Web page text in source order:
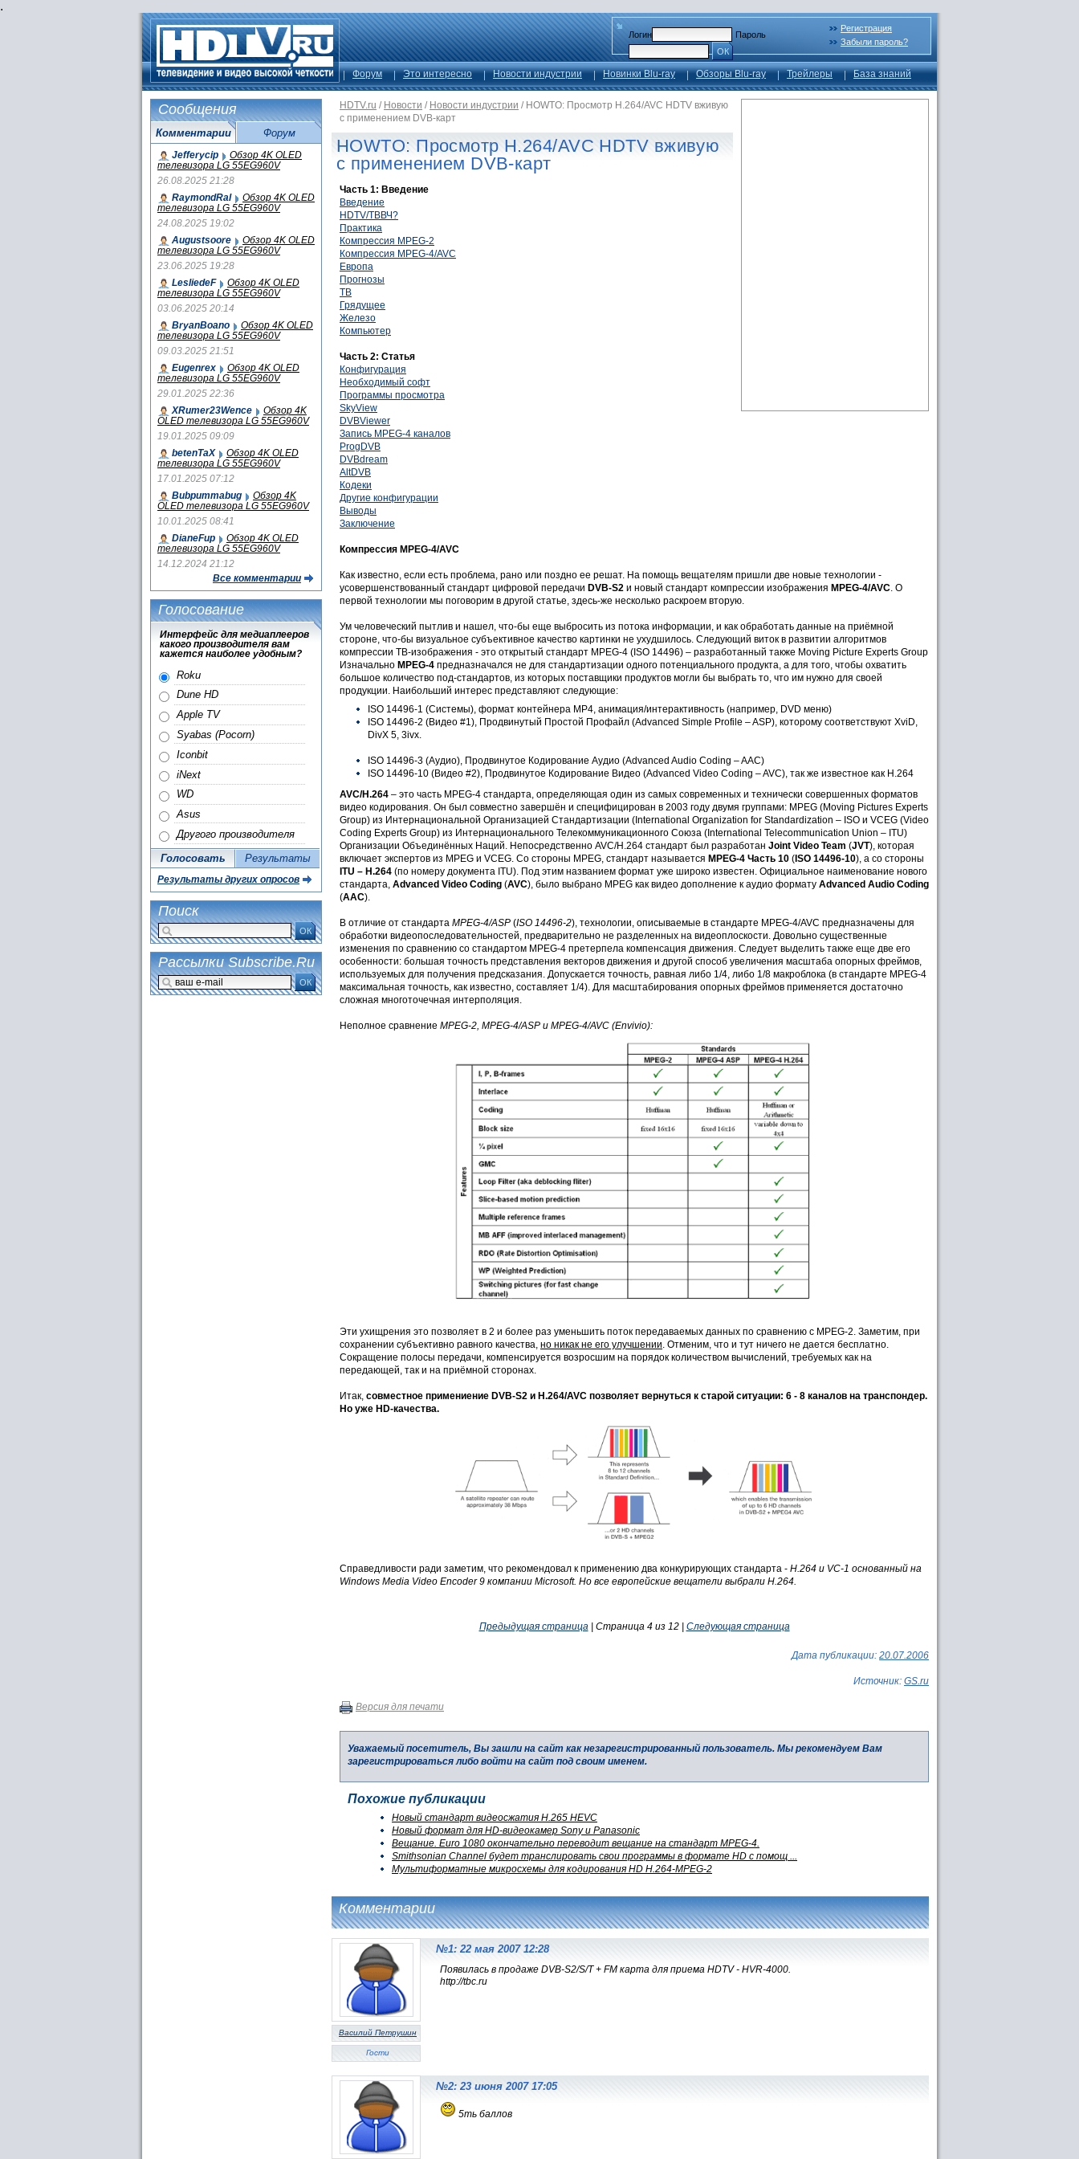
.
Логин
Пароль
ОК
Регистрация
Забыли пароль?
Форум Это интересно Новости индустрии Новинки Blu-ray Обзоры Blu-ray Трейлеры База знаний
HDTV.ru / Новости / Новости индустрии / HOWTO: Просмотр H.264/AVC HDTV вживую
с применением DVB-карт
HOWTO: Просмотр H.264/AVC HDTV вживую
с применением DVB-карт
Часть 1: Введение
Введение
HDTV/ТВВЧ?
Практика
Компрессия MPEG-2
Компрессия MPEG-4/AVC
Европа
Прогнозы
ТВ
Грядущее
Железо
Компьютер
Часть 2: Статья
Конфигурация
Необходимый софт
Программы просмотра
SkyView
DVBViewer
Запись MPEG-4 каналов
ProgDVB
DVBdream
AltDVB
Кодеки
Другие конфигурации
Выводы
Заключение
Компрессия MPEG-4/AVC
Как известно, если есть проблема, рано или поздно ее решат. На помощь вещателям пришли две новые технологии -
усовершенствованный стандарт цифровой передачи DVB-S2 и новый стандарт компрессии изображения MPEG-4/AVC. О
первой технологии мы поговорим в другой статье, здесь-же несколько раскроем вторую.
Ум человеческий пытлив и нашел, что-бы еще выбросить из потока информации, и как обработать данные на приёмной
стороне, что-бы визуальное субъективное качество картинки не ухудшилось. Следующий виток в развитии алгоритмов
компресcии ТВ-изображения - это открытый стандарт MPEG-4 (ISO 14496) – разработанный также Moving Picture Experts Group
Изначально MPEG-4 предназначался не для стандартизации одного потенциального продукта, а для того, чтобы охватить
большое количество под-стандартов, из которых поставщики продуктов могли бы выбрать то, что им нужно для своей
продукции. Наибольший интерес представляют следующие:
ISO 14496-1 (Системы), формат контейнера MP4, анимация/интерактивность (например, DVD меню)
ISO 14496-2 (Видео #1), Продвинутый Простой Профайл (Advanced Simple Profile – ASP), которому соответствуют XviD,
DivX 5, 3ivx.
ISO 14496-3 (Аудио), Продвинутое Кодирование Аудио (Advanced Audio Coding – AAC)
ISO 14496-10 (Видео #2), Продвинутое Кодирование Видео (Advanced Video Coding – AVC), так же известное как H.264
AVC/H.264 – это часть MPEG-4 стандарта, определяющая один из самых современных и технически совершенных форматов
видео кодирования. Он был совместно завершён и специфицирован в 2003 году двумя группами: MPEG (Moving Pictures Experts
Group) из Интернациональной Организацией Стандартизации (International Organization for Standardization – ISO и VCEG (Video
Coding Experts Group) из Интернационального Телекоммуникационного Союза (International Telecommunication Union – ITU)
Организации Объединённых Наций. Непосредственно AVC/H.264 стандарт был разработан Joint Video Team (JVT), которая
включает экспертов из MPEG и VCEG. Со стороны MPEG, стандарт называется MPEG-4 Часть 10 ( ISO 14496-10), а со стороны
ITU – H.264 (по номеру документа ITU). Под этим названием формат уже широко известен. Официальное наименование нового
стандарта, Advanced Video Coding (AVC), было выбрано MPEG как видео дополнение к аудио формату Advanced Audio Coding
(AAC).
В отличие от стандарта MPEG-4/ASP (ISO 14496-2), технологии, описываемые в стандарте MPEG-4/AVC предназначены для
обработки видеопоследовательностей, предварительно не разделенных на видеоплоскости. Довольно существенные
изменения по сравнению со стандартом MPEG-4 претерпела компенсация движения. Следует выделить также еще две его
особенности: большая точность представления векторов движения и другой способ увеличения масштаба опорных фреймов,
используемых для получения предсказания. Допускается точность, равная либо 1/4, либо 1/8 макроблока (в стандарте MPEG-4
максимальная точность, как известно, составляет 1/4). Для масштабирования опорных фреймов применяется достаточно
сложная многоточечная интерполяция.
Неполное сравнение MPEG-2, MPEG-4/ASP и MPEG-4/AVC (Envivio):
Эти ухищрения это позволяет в 2 и более раз уменьшить поток передаваемых данных по сравнению с MPEG-2. Заметим, при
сохранении субъективно равного качества, но никак не его улучшении. Отменим, что и тут ничего не дается бесплатно.
Сокращение полосы передачи, компенсируется возросшим на порядок количеством вычислений, требуемых как на
передающей, так и на приёмной сторонах.
Итак, совместное примениение DVB-S2 и H.264/AVC позволяет вернуться к старой ситуации: 6 - 8 каналов на транспондер.
Но уже HD-качества.
Справедливости ради заметим, что рекомендовал к применению два конкурирующих стандарта - H.264 и VC-1 основанный на
Windows Media Video Encoder 9 компании Microsoft. Но все европейские вещатели выбрали H.264.
Предыдущая страница| Страница 4 из 12 | Следующая страница
Дата публикации: 20.07.2006
Источник: GS.ru
Версия для печати
Уважаемый посетитель, Вы зашли на сайт как незарегистрированный пользователь. Мы рекомендуем Вам
зарегистрироваться либо войти на сайт под своим именем.
Похожие публикации
Новый стандарт видеосжатия H.265 HEVC
Новый формат для HD-видеокамер Sony и Panasonic
Вещание. Euro 1080 окончательно переводит вещание на стандарт MPEG-4.
Smithsonian Channel будет транслировать свои программы в формате HD с помощ ...
Мультиформатные микросхемы для кодирования HD H.264-MPEG-2
Комментарии
Василий Петрушин
Гости
№1: 22 мая 2007 12:28
Появилась в продаже DVB-S2/S/T + FM карта для приема HDTV - HVR-4000.
http://tbc.ru
№2: 23 июня 2007 17:05
5ть баллов
Сообщения
Комментарии
Jefferycip Обзор 4K OLED
телевизора LG 55EG960V
26.08.2025 21:28
RaymondRal
Обзор 4K OLED
телевизора LG 55EG960V
24.08.2025 19:02
Augustsoore
Обзор 4K OLED
телевизора LG 55EG960V
23.06.2025 19:28
LesliedeF
Обзор 4K OLED
телевизора LG 55EG960V
03.06.2025 20:14
BryanBoano
Обзор 4K OLED
телевизора LG 55EG960V
09.03.2025 21:51
Eugenrex
Обзор 4K OLED
телевизора LG 55EG960V
29.01.2025 22:36
XRumer23Wence
Обзор 4K
OLED телевизора LG 55EG960V
19.01.2025 09:09
betenTaX
Обзор 4K OLED
телевизора LG 55EG960V
17.01.2025 07:12
Bubpummabug
Обзор 4K
OLED телевизора LG 55EG960V
10.01.2025 08:41
DianeFup
Обзор 4K OLED
телевизора LG 55EG960V
14.12.2024 21:12
Все комментарии
Форум
Голосование
Интерфейс для медиаплееров
какого производителя вам
кажется наиболее удобным?
Roku
Dune HD
Apple TV
Syabas (Pocorn)
Iconbit
iNext
WD
Asus
Другого производителя
Голосовать Результаты
Результаты других опросов
Поиск
ОК
Рассылки Subscribe.Ru
ОК